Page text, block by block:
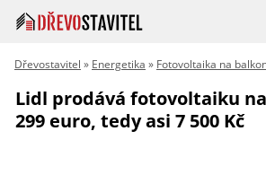
Dřevostavitel » Energetika » Fotovoltaika na
Lidl prodává fotovoltaiku
299 euro, tedy asi 7 500 Kč